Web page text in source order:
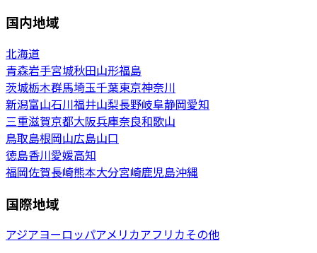
国内地域
北海道
青森岩手宮城秋田山形福島
茨城栃木群馬埼玉千葉東京神奈川
新潟富山石川福井山梨長野岐阜静岡愛知
三重滋賀京都大阪兵庫奈良和歌山
鳥取島根岡山広島山口
徳島香川愛媛高知
福岡佐賀長崎熊本大分宮崎鹿児島沖縄
国際地域
アジアヨーロッパアメリカアフリカその他